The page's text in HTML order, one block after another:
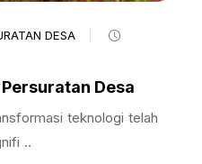
DESA
Desa
teknologi telah
..